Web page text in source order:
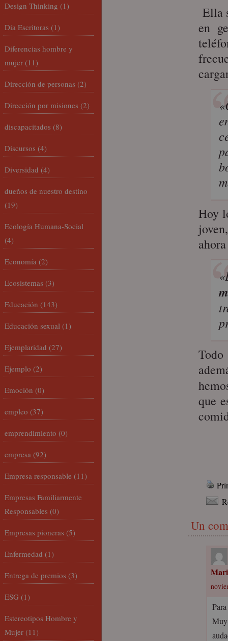
Ella
en
Hoy
que
Un
Muy
Design Thinking (1)
Día Escritoras (1)
Diferencias hombre y
mujer (11)
Dirección de personas (2)
Dirección por misiones (2)
discapacitados (8)
Discursos (4)
Diversidad (4)
dueños de nuestro destino
(19)
Ecología Humana-Social
(4)
Economía (2)
Ecosistemas (3)
Educación (143)
Educación sexual (1)
Ejemplaridad (27)
Ejemplo (2)
Emoción (0)
empleo (37)
emprendimiento (0)
empresa (92)
Empresa responsable (11)
Empresas Familiarmente
Responsables (0)
Empresas pioneras (5)
Enfermedad (1)
Entrega de premios (3)
ESG (1)
Estereotipos Hombre y
Mujer (11)